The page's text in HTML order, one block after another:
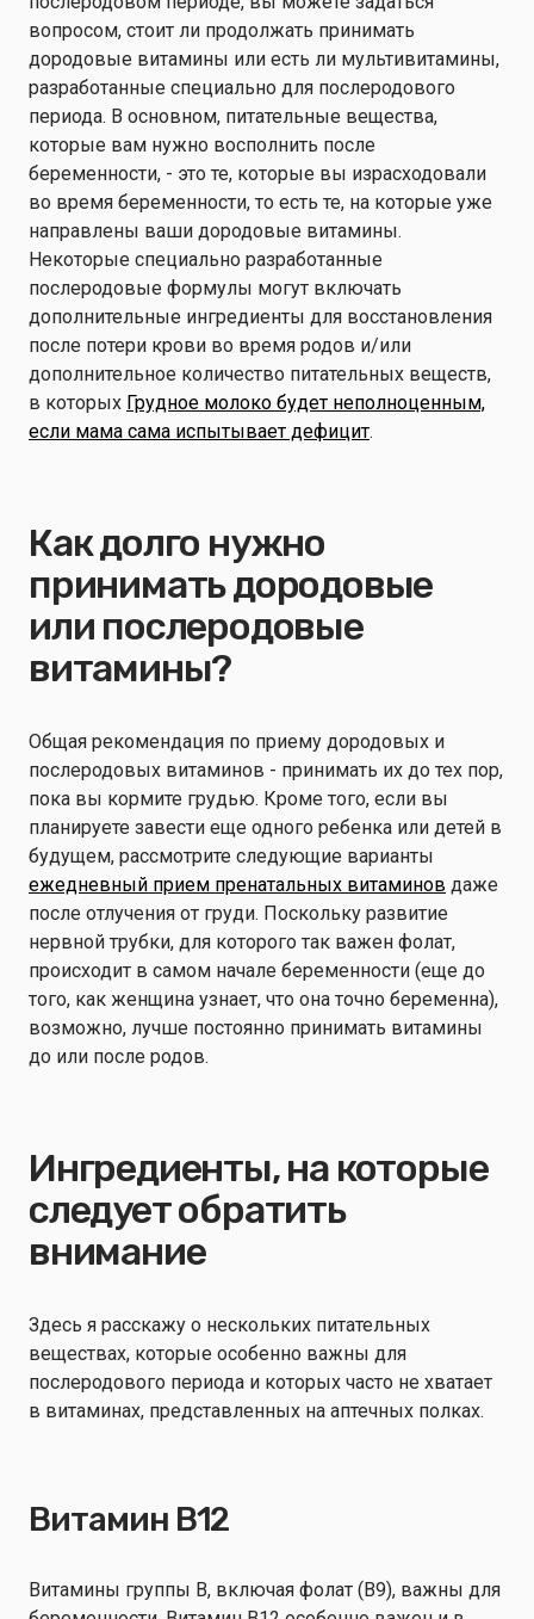
вопросом, стоит ли продолжать принимать
дородовые витамины или есть ли мультивитамины,
разработанные специально для послеродового
периода. В основном, питательные вещества,
которые вам нужно восполнить после
беременности, - это те, которые вы израсходовали
во время беременности, то есть те, на которые уже
направлены ваши дородовые витамины.
Некоторые специально разработанные
послеродовые формулы могут включать
дополнительные ингредиенты для восстановления
после потери крови во время родов и/или
дополнительное количество питательных веществ,
в которых Грудное молоко будет неполноценным,
если мама сама испытывает дефицит.
Как долго нужно
принимать дородовые
или послеродовые
витамины?
Общая рекомендация по приему дородовых и
послеродовых витаминов - принимать их до тех пор,
пока вы кормите грудью. Кроме того, если вы
планируете завести еще одного ребенка или детей в
будущем, рассмотрите следующие варианты
ежедневный прием пренатальных витаминов даже
после отлучения от груди. Поскольку развитие
нервной трубки, для которого так важен фолат,
происходит в самом начале беременности (еще до
того, как женщина узнает, что она точно беременна),
возможно, лучше постоянно принимать витамины
до или после родов.
Ингредиенты, на которые
следует обратить
внимание
Здесь я расскажу о нескольких питательных
веществах, которые особенно важны для
послеродового периода и которых часто не хватает
в витаминах, представленных на аптечных полках.
Витамин B12
Витамины группы В, включая фолат (В9), важны для